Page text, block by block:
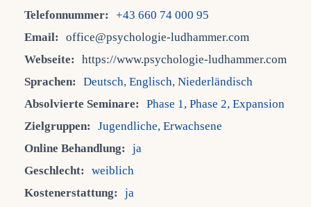
Telefonnummer:
+43 660 74 000 95
Email:
office@psychologie-ludhammer.com
Webseite:
https://www.psychologie-ludhammer.com
Sprachen:
Deutsch, Englisch, Niederländisch
Absolvierte Seminare:
Phase 1, Phase 2, Expansion
Zielgruppen:
Jugendliche, Erwachsene
Online Behandlung:
ja
Geschlecht:
weiblich
Kostenerstattung:
ja